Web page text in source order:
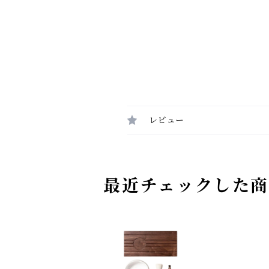
レビュー
最近チェックした